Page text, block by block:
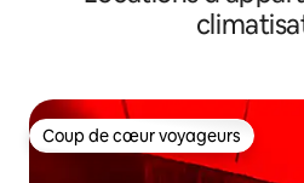
Coup de cœur voyageurs
Coup de cœur voyageurs